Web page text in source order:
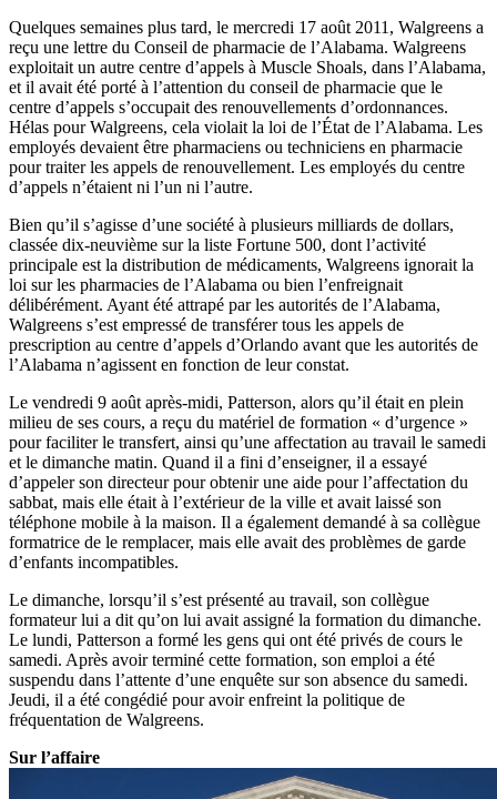
Quelques semaines plus tard, le mercredi 17 août 2011, Walgreens a
reçu une lettre du Conseil de pharmacie de l’Alabama. Walgreens
exploitait un autre centre d’appels à Muscle Shoals, dans l’Alabama,
et il avait été porté à l’attention du conseil de pharmacie que le
centre d’appels s’occupait des renouvellements d’ordonnances.
Hélas pour Walgreens, cela violait la loi de l’État de l’Alabama. Les
employés devaient être pharmaciens ou techniciens en pharmacie
pour traiter les appels de renouvellement. Les employés du centre
d’appels n’étaient ni l’un ni l’autre.
Bien qu’il s’agisse d’une société à plusieurs milliards de dollars,
classée dix-neuvième sur la liste Fortune 500, dont l’activité
principale est la distribution de médicaments, Walgreens ignorait la
loi sur les pharmacies de l’Alabama ou bien l’enfreignait
délibérément. Ayant été attrapé par les autorités de l’Alabama,
Walgreens s’est empressé de transférer tous les appels de
prescription au centre d’appels d’Orlando avant que les autorités de
l’Alabama n’agissent en fonction de leur constat.
Le vendredi 9 août après-midi, Patterson, alors qu’il était en plein
milieu de ses cours, a reçu du matériel de formation « d’urgence »
pour faciliter le transfert, ainsi qu’une affectation au travail le samedi
et le dimanche matin. Quand il a fini d’enseigner, il a essayé
d’appeler son directeur pour obtenir une aide pour l’affectation du
sabbat, mais elle était à l’extérieur de la ville et avait laissé son
téléphone mobile à la maison. Il a également demandé à sa collègue
formatrice de le remplacer, mais elle avait des problèmes de garde
d’enfants incompatibles.
Le dimanche, lorsqu’il s’est présenté au travail, son collègue
formateur lui a dit qu’on lui avait assigné la formation du dimanche.
Le lundi, Patterson a formé les gens qui ont été privés de cours le
samedi. Après avoir terminé cette formation, son emploi a été
suspendu dans l’attente d’une enquête sur son absence du samedi.
Jeudi, il a été congédié pour avoir enfreint la politique de
fréquentation de Walgreens.
Sur l’affaire